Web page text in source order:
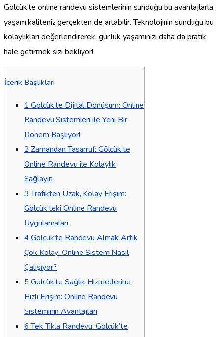
Gölcük’te online randevu sistemlerinin sunduğu bu avantajlarla,
yaşam kaliteniz gerçekten de artabilir. Teknolojinin sunduğu bu
kolaylıkları değerlendirerek, günlük yaşamınızı daha da pratik
hale getirmek sizi bekliyor!
İçerik Başlıkları
1 Gölcük’te Dijital Dönüşüm: Online
Randevu Sistemleri ile Yeni Bir
Dönem Başlıyor!
2 Zamandan Tasarruf: Gölcük’te
Online Randevu ile Kolaylık
Sağlayın
3 Trafikten Uzak, Kolay Erişim:
Gölcük’teki Online Randevu
Uygulamaları
4 Gölcük’te Randevu Almak Artık
Çok Kolay: Online Sistem Nasıl
Çalışıyor?
5 Gölcük’te Sağlık Hizmetlerine
Hızlı Erişim: Online Randevu
Sisteminin Avantajları
6Tek Tıkla Randevu: Gölcük’te